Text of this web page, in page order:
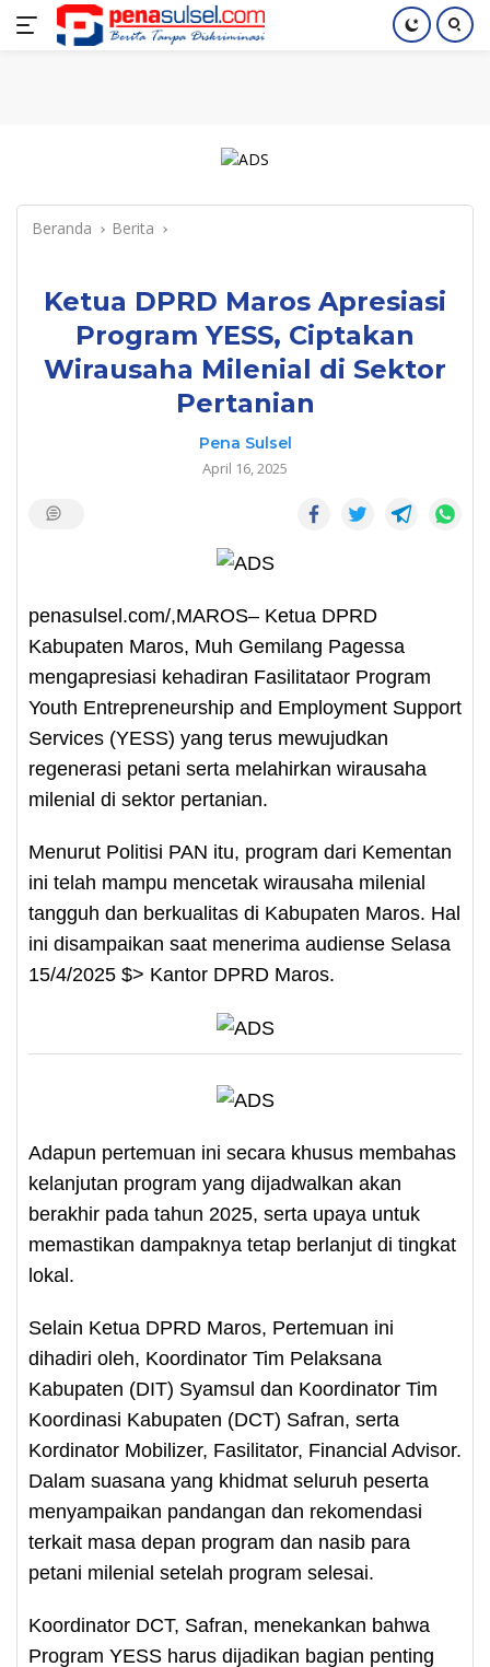
Langsung
Home Nasional Pendidikan Index
Beranda Berita
Ketua DPRD Maros Apresiasi
Program YESS, Ciptakan
Wirausaha Milenial di Sektor
Pertanian
Pena Sulsel
April 16, 2025
penasulsel.com/,MAROS– Ketua DPRD
Kabupaten Maros, Muh Gemilang Pagessa
mengapresiasi kehadiran Fasilitataor Program
Youth Entrepreneurship and Employment Support
Services (YESS) yang terus mewujudkan
regenerasi petani serta melahirkan wirausaha
milenial di sektor pertanian.
Menurut Politisi PAN itu, program dari Kementan
ini telah mampu mencetak wirausaha milenial
tangguh dan berkualitas di Kabupaten Maros. Hal
ini disampaikan saat menerima audiense Selasa
15/4/2025 $> Kantor DPRD Maros.
Adapun pertemuan ini secara khusus membahas
kelanjutan program yang dijadwalkan akan
berakhir pada tahun 2025, serta upaya untuk
memastikan dampaknya tetap berlanjut di tingkat
lokal.
Selain Ketua DPRD Maros, Pertemuan ini
dihadiri oleh, Koordinator Tim Pelaksana
Kabupaten (DIT) Syamsul dan Koordinator Tim
Koordinasi Kabupaten (DCT) Safran, serta
Kordinator Mobilizer, Fasilitator, Financial Advisor.
Dalam suasana yang khidmat seluruh peserta
menyampaikan pandangan dan rekomendasi
terkait masa depan program dan nasib para
petani milenial setelah program selesai.
Koordinator DCT, Safran, menekankan bahwa
Program YESS harus dijadikan bagian penting